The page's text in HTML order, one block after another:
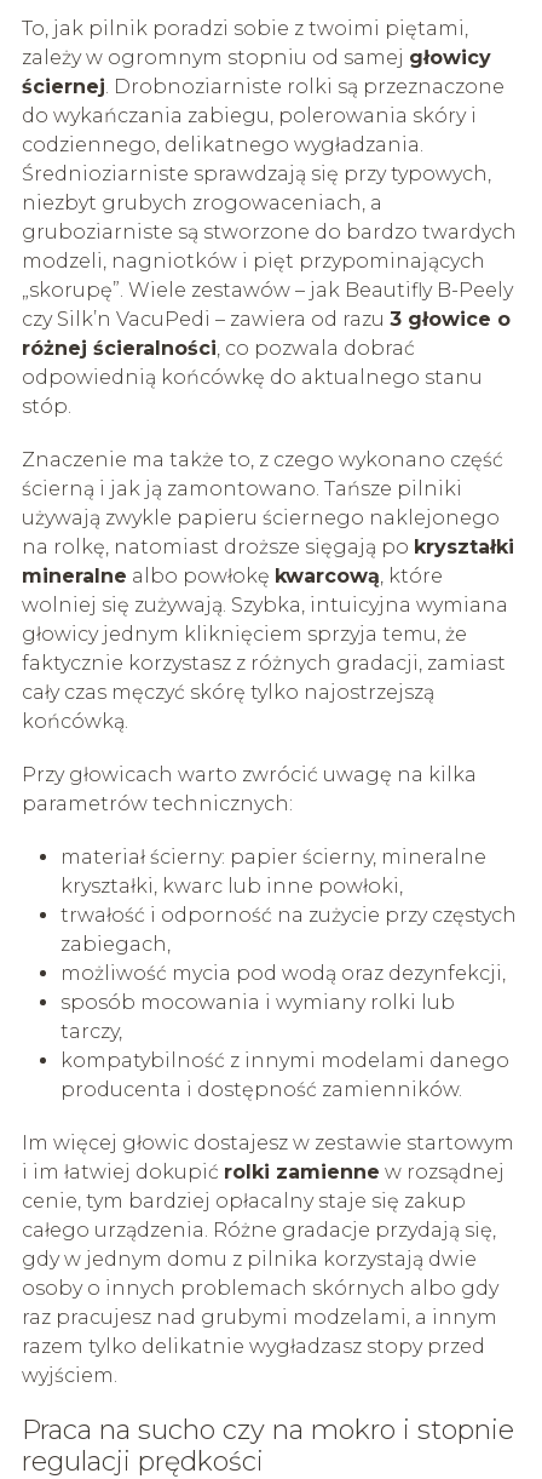
To, jak pilnik poradzi sobie z twoimi piętami,
zależy w ogromnym stopniu od samej głowicy
ściernej . Drobnoziarniste rolki są przeznaczone
do wykańczania zabiegu, polerowania skóry i
codziennego, delikatnego wygładzania.
Średnioziarniste sprawdzają się przy typowych,
niezbyt grubych zrogowaceniach, a
gruboziarniste są stworzone do bardzo twardych
modzeli, nagniotków i pięt przypominających
„skorupę”. Wiele zestawów – jak Beautifly B-Peely
czy Silk’n VacuPedi – zawiera od razu 3 głowice o
różnej ścieralności , co pozwala dobrać
odpowiednią końcówkę do aktualnego stanu
stóp.
Znaczenie ma także to, z czego wykonano część
ścierną i jak ją zamontowano. Tańsze pilniki
używają zwykle papieru ściernego naklejonego
na rolkę, natomiast droższe sięgają po kryształki
mineralne albo powłokę kwarcową , które
wolniej się zużywają. Szybka, intuicyjna wymiana
głowicy jednym kliknięciem sprzyja temu, że
faktycznie korzystasz z różnych gradacji, zamiast
cały czas męczyć skórę tylko najostrzejszą
końcówką.
Przy głowicach warto zwrócić uwagę na kilka
parametrów technicznych:
materiał ścierny: papier ścierny, mineralne
kryształki, kwarc lub inne powłoki,
trwałość i odporność na zużycie przy częstych
zabiegach,
możliwość mycia pod wodą oraz dezynfekcji,
sposób mocowania i wymiany rolki lub
tarczy,
kompatybilność z innymi modelami danego
producenta i dostępność zamienników.
Im więcej głowic dostajesz w zestawie startowym
i im łatwiej dokupić rolki zamienne w rozsądnej
cenie, tym bardziej opłacalny staje się zakup
całego urządzenia. Różne gradacje przydają się,
gdy w jednym domu z pilnika korzystają dwie
osoby o innych problemach skórnych albo gdy
raz pracujesz nad grubymi modzelami, a innym
razem tylko delikatnie wygładzasz stopy przed
wyjściem.
Praca na sucho czy na mokro i stopnie
regulacji prędkości